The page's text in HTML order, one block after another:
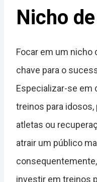
Nicho
Focar em um nicho
chave para o
Especializar-se em
treinos para
atletas ou
atrair um público
investir em treinos